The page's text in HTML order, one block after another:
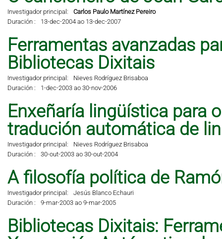
Investigador principal:
Carlos Paulo Martínez Pereiro
Duración :
13-dec-2004 ao 13-dec-2007
Ferramentas avanzadas
Bibliotecas Dixitais
Investigador principal:
Nieves Rodríguez Brisaboa
Duración :
1-dec-2003 ao 30-nov-2006
Enxeñaría lingüística para
tradución automática de
Investigador principal:
Nieves Rodríguez Brisaboa
Duración :
30-out-2003 ao 30-out-2004
A filosofía política de
Investigador principal:
Jesús Blanco Echauri
Duración :
9-mar-2003 ao 9-mar-2005
Bibliotecas Dixitais: